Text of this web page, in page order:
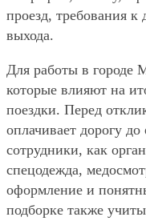
проезд, требования
выхода.
Для работы в городе
которые влияют на
поездки. Перед
оплачивает дорогу
сотрудники, как
спецодежда,
оформление и
подборке также